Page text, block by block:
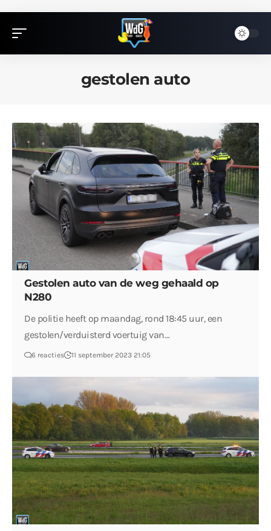
gestolen auto
Gestolen auto van de weg gehaald op
N280
De politie heeft op maandag, rond 18:45 uur, een
gestolen/verduisterd voertuig van…
6 reacties 11 september 2023 21:05